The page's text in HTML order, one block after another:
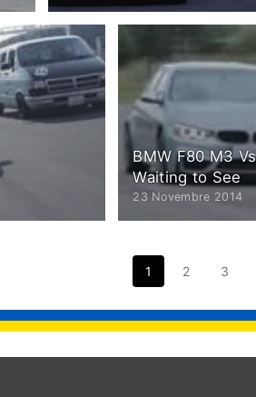
BMW F80 M3
Waiting to See
23 Novembre 2014
1 2 3